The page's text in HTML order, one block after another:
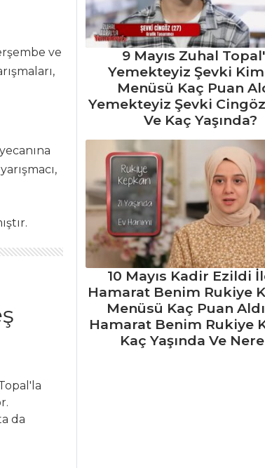
ve
da
9 Mayıs Zuhal
Yemekteyiz Şevki
Menüsü Kaç Puan
Yemekteyiz Şevki
Ve Kaç Yaşında?
10 Mayıs Kadir Ezildi
Hamarat Benim Rukiye
Menüsü Kaç Puan
Hamarat Benim Rukiye
Kaç Yaşında Ve